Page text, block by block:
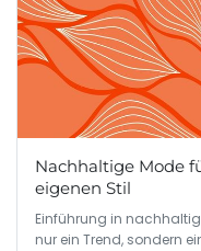
Nachhaltige Mode
eigenen Stil
Einführung in
nur ein Trend, sondern